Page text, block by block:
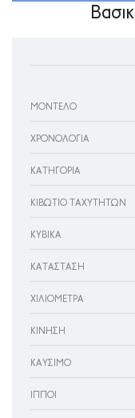
ΜΟΝΤΈΛΟ
ΧΡΟΝΟΛΟΓΊΑ
ΚΑΤΗΓΟΡΊΑ
ΚΙΒΏΤΙΟ ΤΑΧΥΤΉΤΩΝ
ΚΥΒΙΚΆ
ΚΑΤΆΣΤΑΣΗ
ΧΙΛΙΌΜΕΤΡΑ
ΚΊΝΗΣΗ
ΚΑΎΣΙΜΟ
ΊΠΠΟΙ